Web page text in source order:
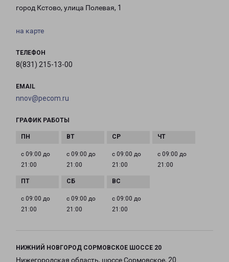
город Кстово, улица Полевая, 1
на карте
ТЕЛЕФОН
8(831) 215-13-00
EMAIL
nnov@pecom.ru
ГРАФИК РАБОТЫ
с 09:00 до
21:00
с 09:00 до
21:00
с 09:00 до
21:00
с 09:00 до
21:00
с 09:00 до
21:00
с 09:00 до
21:00
с 09:00 до
21:00
НИЖНИЙ НОВГОРОД СОРМОВСКОЕ ШОССЕ 20
Нижегородская область, шоссе Сормовское, 20